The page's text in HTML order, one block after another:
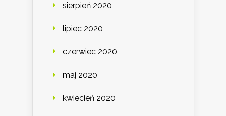
sierpień 2020
lipiec 2020
czerwiec 2020
maj 2020
kwiecień 2020